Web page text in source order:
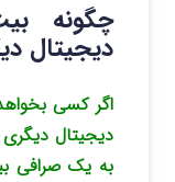
چگونه
دیجیتال
اگر کسی
دیجیتال
به یک صرافی